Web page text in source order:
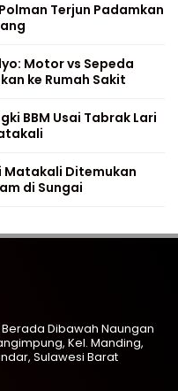
Terjun Padamkan
Motor vs Sepeda
ke Rumah Sakit
BBM Usai Tabrak Lari
Matakali Ditemukan
di Sungai
Dibawah Naungan
Kel. Manding,
Sulawesi Barat